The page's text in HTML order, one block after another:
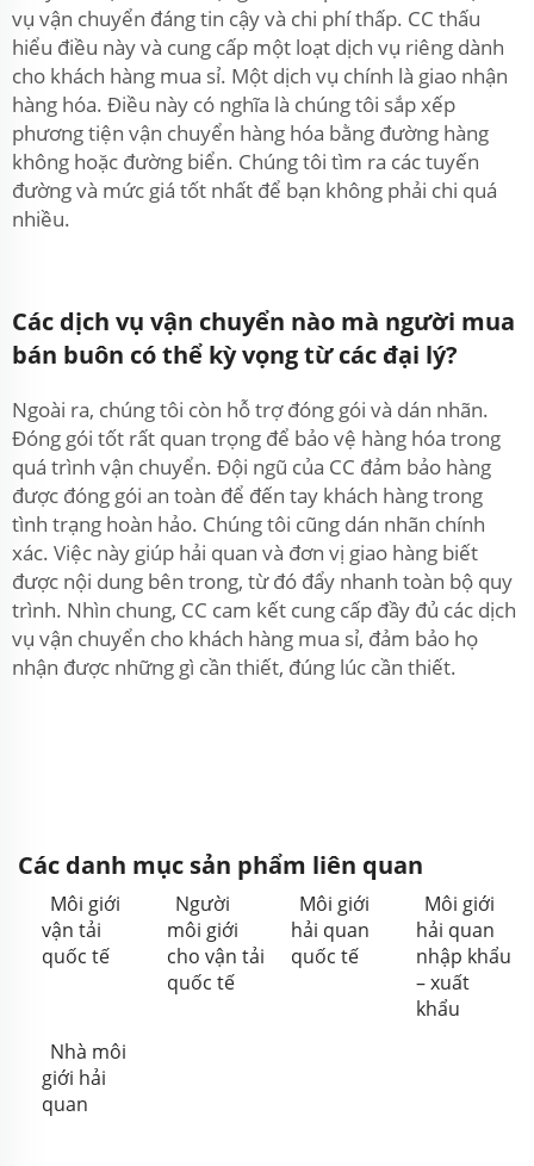
vụ vận chuyển đáng tin cậy và chi phí thấp. CC thấu
hiểu điều này và cung cấp một loạt dịch vụ riêng dành
cho khách hàng mua sỉ. Một dịch vụ chính là giao nhận
hàng hóa. Điều này có nghĩa là chúng tôi sắp xếp
phương tiện vận chuyển hàng hóa bằng đường hàng
không hoặc đường biển. Chúng tôi tìm ra các tuyến
đường và mức giá tốt nhất để bạn không phải chi quá
nhiều.
Các dịch vụ vận chuyển nào mà người mua
bán buôn có thể kỳ vọng từ các đại lý?
Ngoài ra, chúng tôi còn hỗ trợ đóng gói và dán nhãn.
Đóng gói tốt rất quan trọng để bảo vệ hàng hóa trong
quá trình vận chuyển. Đội ngũ của CC đảm bảo hàng
được đóng gói an toàn để đến tay khách hàng trong
tình trạng hoàn hảo. Chúng tôi cũng dán nhãn chính
xác. Việc này giúp hải quan và đơn vị giao hàng biết
được nội dung bên trong, từ đó đẩy nhanh toàn bộ quy
trình. Nhìn chung, CC cam kết cung cấp đầy đủ các dịch
vụ vận chuyển cho khách hàng mua sỉ, đảm bảo họ
nhận được những gì cần thiết, đúng lúc cần thiết.
Các danh mục sản phẩm liên quan
Môi giới
vận tải
quốc tế
Người
môi giới
cho vận tải
quốc tế
Môi giới
hải quan
quốc tế
Môi giới
hải quan
nhập khẩu
– xuất
khẩu
Nhà môi
giới hải
quan